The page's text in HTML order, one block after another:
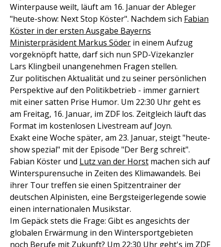
Winterpause weilt, läuft am 16. Januar der Ableger
"heute-show: Next Stop Köster". Nachdem sich Fabian
Köster in der ersten Ausgabe Bayerns
Ministerpräsident Markus Söder in einem Aufzug
vorgeknöpft hatte, darf sich nun SPD-Vizekanzler
Lars Klingbeil unangenehmen Fragen stellen.
Zur politischen Aktualität und zu seiner persönlichen
Perspektive auf den Politikbetrieb - immer garniert
mit einer satten Prise Humor. Um 22:30 Uhr geht es
am Freitag, 16. Januar, im ZDF los. Zeitgleich läuft das
Format im kostenlosen Livestream auf Joyn.
Exakt eine Woche später, am 23. Januar, steigt "heute-
show spezial" mit der Episode "Der Berg schreit".
Fabian Köster und Lutz van der Horst machen sich auf
Winterspurensuche in Zeiten des Klimawandels. Bei
ihrer Tour treffen sie einen Spitzentrainer der
deutschen Alpinisten, eine Bergsteigerlegende sowie
einen internationalen Musikstar.
Im Gepäck stets die Frage: Gibt es angesichts der
globalen Erwärmung in den Wintersportgebieten
noch Berufe mit Zukunft? Um 22:30 Uhr geht's im ZDF